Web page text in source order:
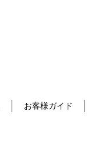
お客様ガイド